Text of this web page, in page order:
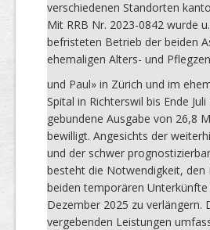
verschiedenen Standorten
Mit RRB Nr. 2023-0842 wurde
befristeten Betrieb der beiden
ehemaligen Alters- und
und Paul» in Zürich und im
Spital in Richterswil bis Ende
gebundene Ausgabe von 26,8
bewilligt. Angesichts der
und der schwer
besteht die Notwendigkeit, den
beiden temporären Unterkünfte
Dezember 2025 zu verlängern.
vergebenden Leistungen